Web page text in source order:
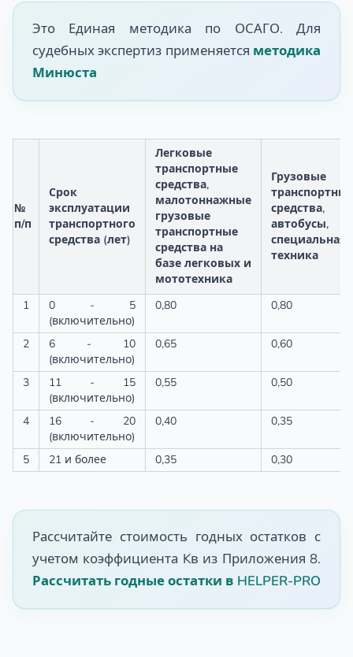
Это Единая методика по ОСАГО. Для
судебных экспертиз применяется методика
Минюста
№
п/п
Срок
эксплуатации
транспортного
средства (лет)
Легковые
транспортные
средства,
малотоннажные
грузовые
транспортные
средства на
базе легковых и
мототехника
Грузовые
транспортные
средства,
автобусы,
специальная
техника
1
0 - 5
(включительно)
0,80 0,80
2
6 - 10
(включительно)
0,65 0,60
3
11 - 15
(включительно)
0,55 0,50
4
16 - 20
(включительно)
0,40 0,35
5 21 и более 0,35 0,30
Рассчитайте стоимость годных остатков с
учетом коэффициента Kв из Приложения 8.
Рассчитать годные остатки в HELPER-PRO